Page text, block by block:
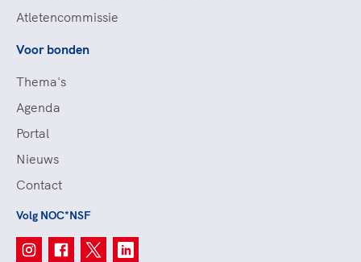
Atletencommissie
Voor bonden
Thema's
Agenda
Portal
Nieuws
Contact
Volg NOC*NSF